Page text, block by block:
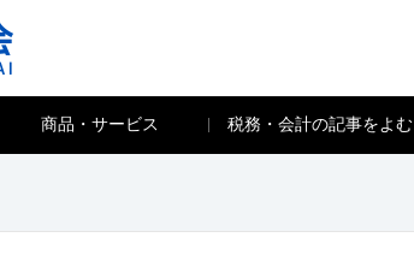
商品・サービス 税務・会計の記事をよむ